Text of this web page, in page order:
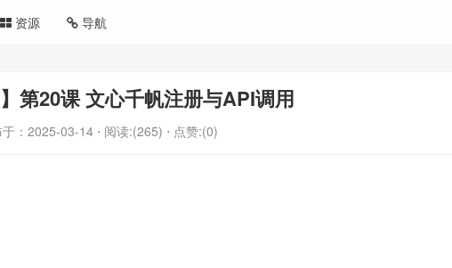
资源 导航
】第20课 文心千帆注册与API调用
： 2025-03-14 ⋅ 阅读:(265) ⋅ 点赞:(0)